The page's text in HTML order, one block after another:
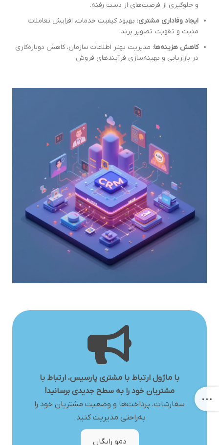
و جلوگیری از فرصت‌های از دست رفته.
ایجاد وفاداری مشتری: بهبود کیفیت خدمات، افزایش تعاملات
مثبت و تقویت تصویر برند.
کاهش هزینه‌ها: مدیریت بهتر اطلاعات سازمان، کاهش دوباره‌کاری
در بازاریابی و بهینه‌سازی فرآیندهای فروش.
با ماژول ارتباط با مشتری پارسیس، ارتباط با
مشتریان خود را به سطح جدیدی برسانید!
سفارشات، پرداخت‌ها و وضعیت مشتریان خود را
به‌راحتی مدیریت کنید.
دمو رایگان